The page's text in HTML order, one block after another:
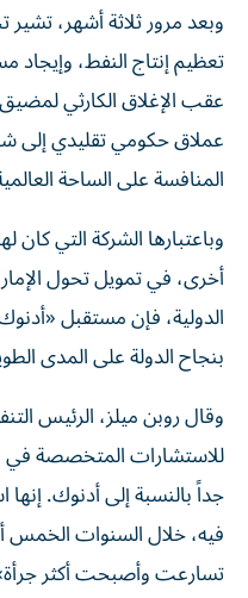
وبعد مرور ثلاثة أشهر،
تعظيم إنتاج النفط،
عقب الإغلاق الكارثي
عملاق حكومي تقليدي إلى
المنافسة على الساحة
وباعتبارها الشركة التي كان
أخرى، في تمويل تحول
الدولية، فإن مستقبل
بنجاح الدولة على المدى
وقال روبن ميلز، الرئيس
للاستشارات المتخصصة في
جداً بالنسبة إلى أدنوك.
فيه، خلال السنوات الخمس
تسارعت وأصبحت أكثر